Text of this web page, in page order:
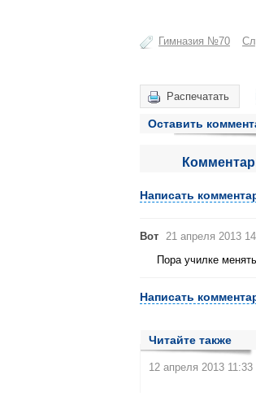
Гимназия №70
Распечатать
Оставить
Написать
Вот 21 апреля 2013
Пора училке
Написать
Читайте также
12 апреля 2013 11:33